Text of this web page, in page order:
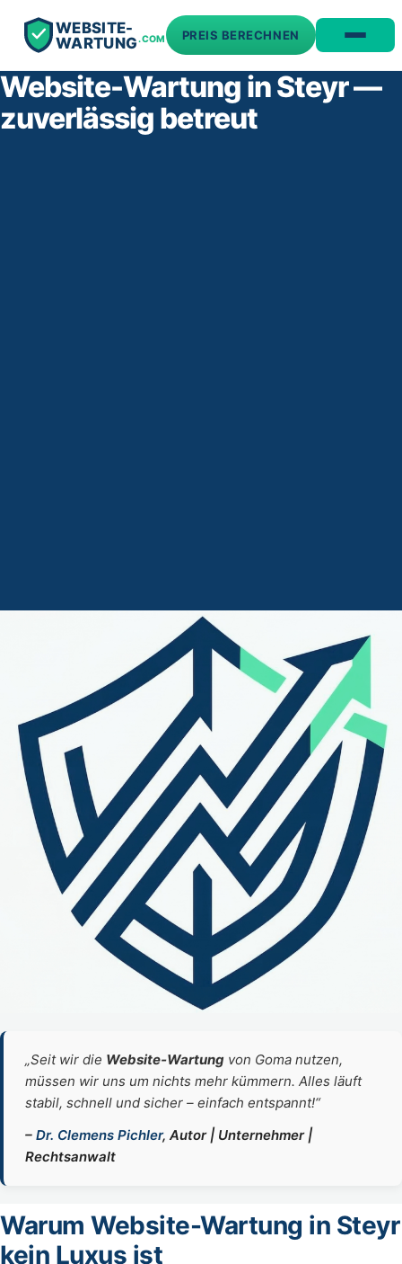
WEBSITE-
WARTUNG.COM PREIS BERECHNEN
Website-Wartung in Steyr —
zuverlässig betreut
„Seit wir die Website‑Wartung von Goma nutzen,
müssen wir uns um nichts mehr kümmern. Alles läuft
stabil, schnell und sicher – einfach entspannt!“
– Dr. Clemens Pichler, Autor | Unternehmer |
Rechtsanwalt
Warum Website-Wartung in Steyr
kein Luxus ist